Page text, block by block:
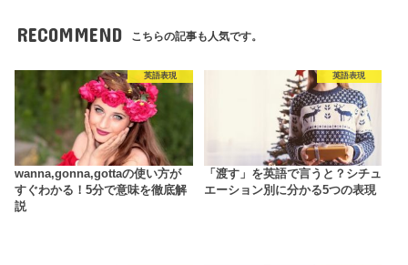
RECOMMEND こちらの記事も人気です。
英語表現
wanna,gonna,gottaの使い方が
すぐわかる！5分で意味を徹底解
説
英語表現
「渡す」を英語で言うと？シチュ
エーション別に分かる5つの表現